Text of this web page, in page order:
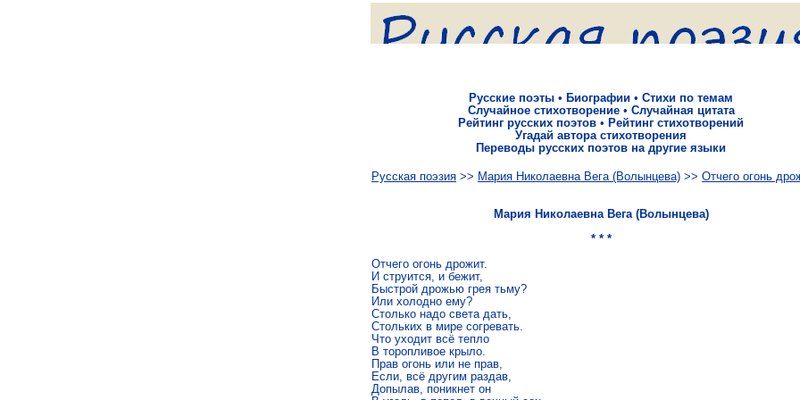
Русские поэты • Биографии • Стихи по темам
Случайное стихотворение• Случайная цитата
Рейтинг русских поэтов • Рейтинг стихотворений
Угадай автора стихотворения
Переводы русских поэтов на другие языки
Русская поэзия >> Мария Николаевна Вега (Волынцева) >> Отчего огонь
Мария Николаевна Вега (Волынцева)
* * *
Отчего огонь дрожит.
И струится, и бежит,
Быстрой дрожью грея тьму?
Или холодно ему?
Столько надо света дать,
Стольких в мире согревать.
Что уходит всё тепло
В торопливое крыло.
Прав огонь или не прав,
Если, всё другим раздав,
Допылав, поникнет он